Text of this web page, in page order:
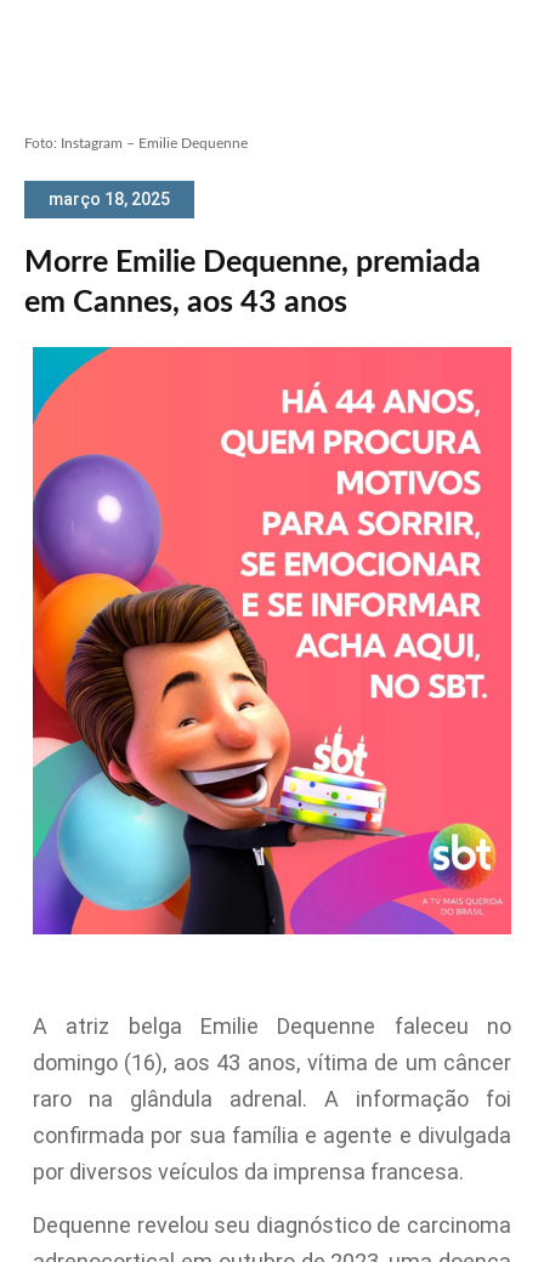
Foto: Instagram – Emilie Dequenne
março 18, 2025
Morre Emilie Dequenne, premiada
em Cannes, aos 43 anos
A atriz belga Emilie Dequenne faleceu no
domingo (16), aos 43 anos, vítima de um câncer
raro na glândula adrenal. A informação foi
confirmada por sua família e agente e divulgada
por diversos veículos da imprensa francesa.
Dequenne revelou seu diagnóstico de carcinoma